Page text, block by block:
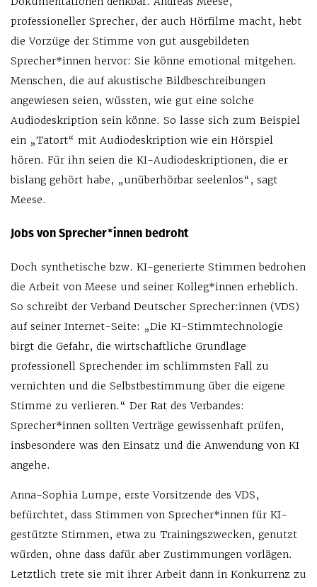
professioneller Sprecher, der auch Hörfilme macht, hebt
die Vorzüge der Stimme von gut ausgebildeten
Sprecher*innen hervor: Sie könne emotional mitgehen.
Menschen, die auf akustische Bildbeschreibungen
angewiesen seien, wüssten, wie gut eine solche
Audiodeskription sein könne. So lasse sich zum Beispiel
ein „Tatort“ mit Audiodeskription wie ein Hörspiel
hören. Für ihn seien die KI-Audiodeskriptionen, die er
bislang gehört habe, „unüberhörbar seelenlos“, sagt
Meese.
Jobs von Sprecher*innen bedroht
Doch synthetische bzw. KI-generierte Stimmen bedrohen
die Arbeit von Meese und seiner Kolleg*innen erheblich.
So schreibt der Verband Deutscher Sprecher:innen (VDS)
auf seiner Internet-Seite: „Die KI-Stimmtechnologie
birgt die Gefahr, die wirtschaftliche Grundlage
professionell Sprechender im schlimmsten Fall zu
vernichten und die Selbstbestimmung über die eigene
Stimme zu verlieren.“ Der Rat des Verbandes:
Sprecher*innen sollten Verträge gewissenhaft prüfen,
insbesondere was den Einsatz und die Anwendung von KI
angehe.
Anna-Sophia Lumpe, erste Vorsitzende des VDS,
befürchtet, dass Stimmen von Sprecher*innen für KI-
gestützte Stimmen, etwa zu Trainingszwecken, genutzt
würden, ohne dass dafür aber Zustimmungen vorlägen.
Letztlich trete sie mit ihrer Arbeit dann in Konkurrenz zu